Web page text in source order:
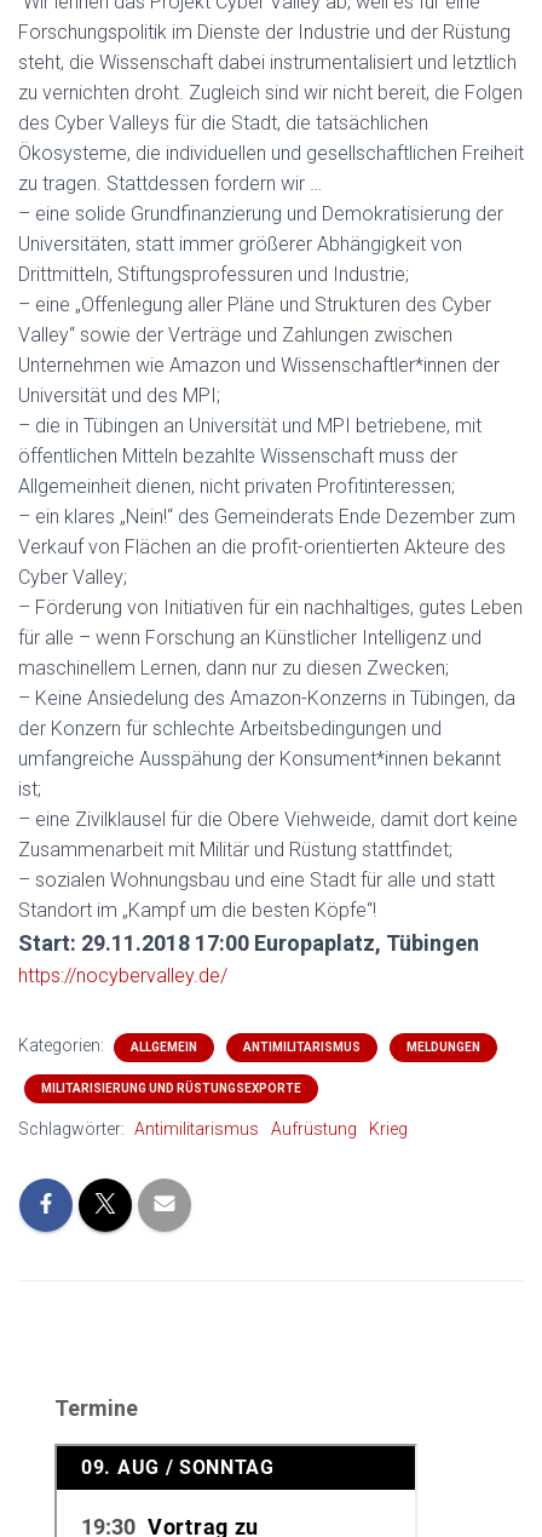
Forschungspolitik im Dienste der Industrie und der Rüstung
steht, die Wissenschaft dabei instrumentalisiert und letztlich
zu vernichten droht. Zugleich sind wir nicht bereit, die Folgen
des Cyber Valleys für die Stadt, die tatsächlichen
Ökosysteme, die individuellen und gesellschaftlichen Freiheit
zu tragen. Stattdessen fordern wir …
– eine solide Grundfinanzierung und Demokratisierung der
Universitäten, statt immer größerer Abhängigkeit von
Drittmitteln, Stiftungsprofessuren und Industrie;
– eine „Offenlegung aller Pläne und Strukturen des Cyber
Valley“ sowie der Verträge und Zahlungen zwischen
Unternehmen wie Amazon und Wissenschaftler*innen der
Universität und des MPI;
– die in Tübingen an Universität und MPI betriebene, mit
öffentlichen Mitteln bezahlte Wissenschaft muss der
Allgemeinheit dienen, nicht privaten Profitinteressen;
– ein klares „Nein!“ des Gemeinderats Ende Dezember zum
Verkauf von Flächen an die profit-orientierten Akteure des
Cyber Valley;
– Förderung von Initiativen für ein nachhaltiges, gutes Leben
für alle – wenn Forschung an Künstlicher Intelligenz und
maschinellem Lernen, dann nur zu diesen Zwecken;
– Keine Ansiedelung des Amazon-Konzerns in Tübingen, da
der Konzern für schlechte Arbeitsbedingungen und
umfangreiche Ausspähung der Konsument*innen bekannt
ist;
– eine Zivilklausel für die Obere Viehweide, damit dort keine
Zusammenarbeit mit Militär und Rüstung stattfindet;
– sozialen Wohnungsbau und eine Stadt für alle und statt
Standort im „Kampf um die besten Köpfe“!
Start: 29.11.2018 17:00 Europaplatz, Tübingen
https://nocybervalley.de/
Kategorien: ALLGEMEIN ANTIMILITARISMUS MELDUNGEN
MILITARISIERUNG UND RÜSTUNGSEXPORTE
Schlagwörter: Antimilitarismus Aufrüstung Krieg
Termine